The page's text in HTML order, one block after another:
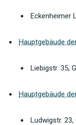
Eckenheimer
Hauptgebäude
Liebigstr. 35,
Hauptgebäude
Ludwigstr. 23,